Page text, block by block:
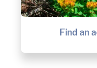
Find an